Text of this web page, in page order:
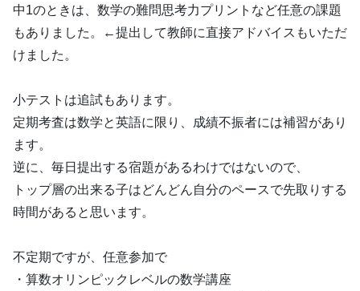
中1のときは、数学の難問思考力プリントなど任意の課題
もありました。←提出して教師に直接アドバイスもいただ
けました。
小テストは追試もあります。
定期考査は数学と英語に限り、成績不振者には補習があり
ます。
逆に、毎日提出する宿題があるわけではないので、
トップ層の出来る子はどんどん自分のペースで先取りする
時間があると思います。
不定期ですが、任意参加で
・算数オリンピックレベルの数学講座